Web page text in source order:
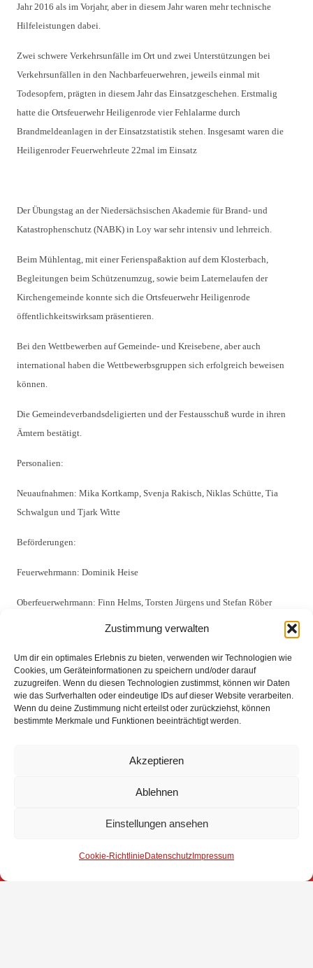
Zustimmung verwalten
Um dir ein optimales Erlebnis zu bieten, verwenden wir Technologien wie
Cookies, um Geräteinformationen zu speichern und/oder darauf
zuzugreifen. Wenn du diesen Technologien zustimmst, können wir Daten
wie das Surfverhalten oder eindeutige IDs auf dieser Website verarbeiten.
Wenn du deine Zustimmung nicht erteilst oder zurückziehst, können
bestimmte Merkmale und Funktionen beeinträchtigt werden.
Akzeptieren
Ablehnen
Einstellungen ansehen
Cookie-Richtlinie Datenschutz Impressum
Jahr 2016 als im Vorjahr, aber in diesem Jahr waren mehr technische
Hilfeleistungen dabei.
Zwei schwere Verkehrsunfälle im Ort und zwei Unterstützungen bei
Verkehrsunfällen in den Nachbarfeuerwehren, jeweils einmal mit
Todesopfern, prägten in diesem Jahr das Einsatzgeschehen. Erstmalig
hatte die Ortsfeuerwehr Heiligenrode vier Fehlalarme durch
Brandmeldeanlagen in der Einsatzstatistik stehen. Insgesamt waren die
Heiligenroder Feuerwehrleute 22mal im Einsatz
Der Übungstag an der Niedersächsischen Akademie für Brand- und
Katastrophenschutz (NABK) in Loy war sehr intensiv und lehrreich.
Beim Mühlentag, mit einer Ferienspaßaktion auf dem Klosterbach,
Begleitungen beim Schützenumzug, sowie beim Laternelaufen der
Kirchengemeinde konnte sich die Ortsfeuerwehr Heiligenrode
öffentlichkeitswirksam präsentieren.
Bei den Wettbewerben auf Gemeinde- und Kreisebene, aber auch
international haben die Wettbewerbsgruppen sich erfolgreich beweisen
können.
Die Gemeindeverbandsdeligierten und der Festausschuß wurde in ihren
Ämtern bestätigt.
Personalien:
Neuaufnahmen: Mika Kortkamp, Svenja Rakisch, Niklas Schütte, Tia
Schwalgun und Tjark Witte
Beförderungen:
Feuerwehrmann: Dominik Heise
Oberfeuerwehrmann: Finn Helms, Torsten Jürgens und Stefan Röber
Hauptfeuerwehrmann: Sebastian Altevogt und Florian Faust
Löschmeister: Arne Dahnken
Ehrungen:
25 Jahre: Torsten Alves (2015)